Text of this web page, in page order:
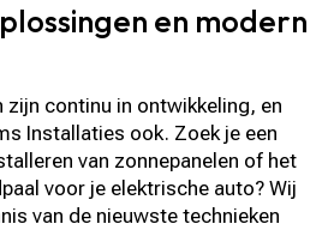
en modern
zijn continu in ontwikkeling, en
Installaties ook. Zoek je een
van zonnepanelen of het
voor je elektrische auto? Wij
van de nieuwste technieken